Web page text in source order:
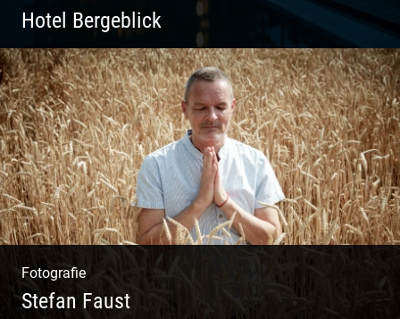
Hotel Bergeblick
Wunderbare Architektur, außergewöhnliches
Design – eine Oase der Ruhe und
Entspannung. Ausgedehnte Fotostrecke
Fotografie
Stefan Faust